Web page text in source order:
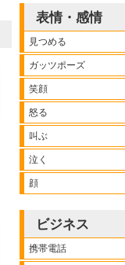
表情・感情
見つめる
ガッツポーズ
笑顔
怒る
叫ぶ
泣く
顔
ビジネス
携帯電話